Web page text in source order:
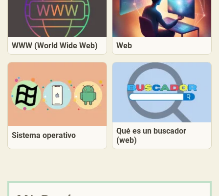
WWW (World Wide Web) Web
Sistema operativo
Qué es un buscador
(web)